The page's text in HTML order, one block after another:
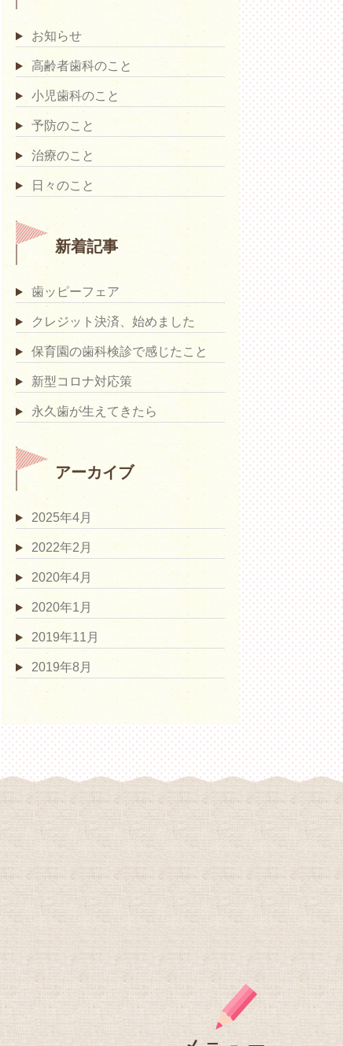
お知らせ
高齢者歯科のこと
小児歯科のこと
予防のこと
治療のこと
日々のこと
新着記事
歯ッピーフェア
クレジット決済、始めました
保育園の歯科検診で感じたこと
新型コロナ対応策
永久歯が生えてきたら
アーカイブ
2025年4月
2022年2月
2020年4月
2020年1月
2019年11月
2019年8月